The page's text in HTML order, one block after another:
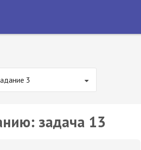
3
задача 13